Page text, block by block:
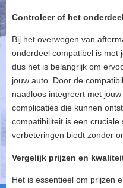
Controleer of het
Bij het overwegen van
onderdeel compatibel is met
dus het is belangrijk om
jouw auto. Door de
naadloos integreert met
complicaties die kunnen
compatibiliteit is een
verbeteringen biedt zonder
Vergelijk prijzen en
Het is essentieel om prijzen